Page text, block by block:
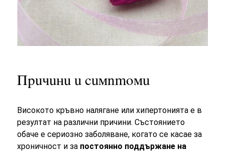
Причини и симптоми
Високото кръвно налягане или хипертонията е в
резултат на различни причини. Състоянието
обаче е сериозно заболяване, когато се касае за
хроничност и за постоянно поддържане на